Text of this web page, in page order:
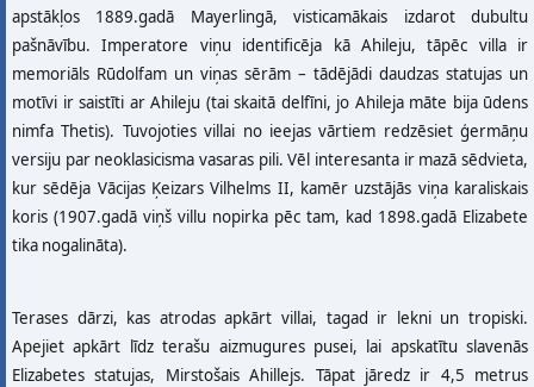
apstākļos 1889.gadā Mayerlingā, visticamākais izdarot dubultu
pašnāvību. Imperatore viņu identificēja kā Ahileju, tāpēc villa ir
memoriāls Rūdolfam un viņas sērām – tādējādi daudzas statujas un
motīvi ir saistīti ar Ahileju (tai skaitā delfīni, jo Ahileja māte bija ūdens
nimfa Thetis). Tuvojoties villai no ieejas vārtiem redzēsiet ģermāņu
versiju par neoklasicisma vasaras pili. Vēl interesanta ir mazā sēdvieta,
kur sēdēja Vācijas Ķeizars Vilhelms II, kamēr uzstājās viņa karaliskais
koris (1907.gadā viņš villu nopirka pēc tam, kad 1898.gadā Elizabete
tika nogalināta).
Terases dārzi, kas atrodas apkārt villai, tagad ir lekni un tropiski.
Apejiet apkārt līdz terašu aizmugures pusei, lai apskatītu slavenās
Elizabetes statujas, Mirstošais Ahillejs. Tāpat jāredz ir 4,5 metrus